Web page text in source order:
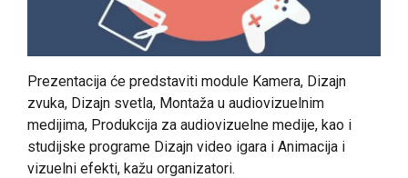
Prezentacija će predstaviti module Kamera, Dizajn
zvuka, Dizajn svetla, Montaža u audiovizuelnim
medijima, Produkcija za audiovizuelne medije, kao i
studijske programe Dizajn video igara i Animacija i
vizuelni efekti, kažu organizatori.